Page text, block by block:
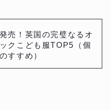
売！英国の完璧なるオ
クこども服TOP5（個
すすめ）